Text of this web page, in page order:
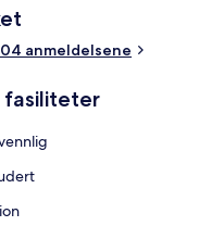
anmeldelsene